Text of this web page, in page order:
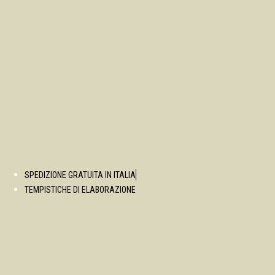
SPEDIZIONE GRATUITA IN ITALIA
TEMPISTICHE DI ELABORAZIONE